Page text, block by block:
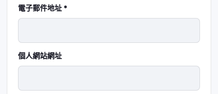
電子郵件地址 *
個人網站網址